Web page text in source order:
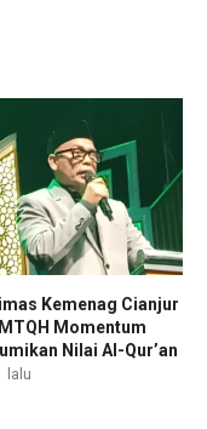
Kemenag Cianjur
Momentum
Nilai Al-Qur’an
lalu